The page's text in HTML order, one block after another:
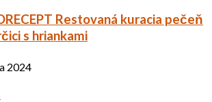
Restovaná kuracia pečeň
s hriankami
2024